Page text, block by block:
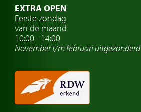
Oldtimer reizen
Oldtimerwerkplaats
Automerk horloges
Classic cars Nederland
EXTRA OPEN
Eerste zondag
van de maand
10:00 - 14:00
November t/m februariuitgezonderd